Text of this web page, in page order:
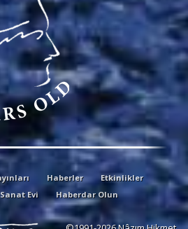
Haberler
Etkinlikler
Evi
Haberdar Olun